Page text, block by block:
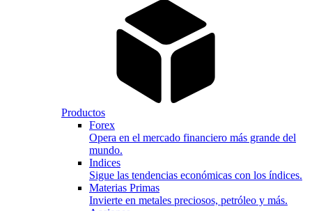
Productos
Forex
Opera en el mercado financiero más grande del
mundo.
Indices
Sigue las tendencias económicas con los índices.
Materias Primas
Invierte en metales preciosos, petróleo y más.